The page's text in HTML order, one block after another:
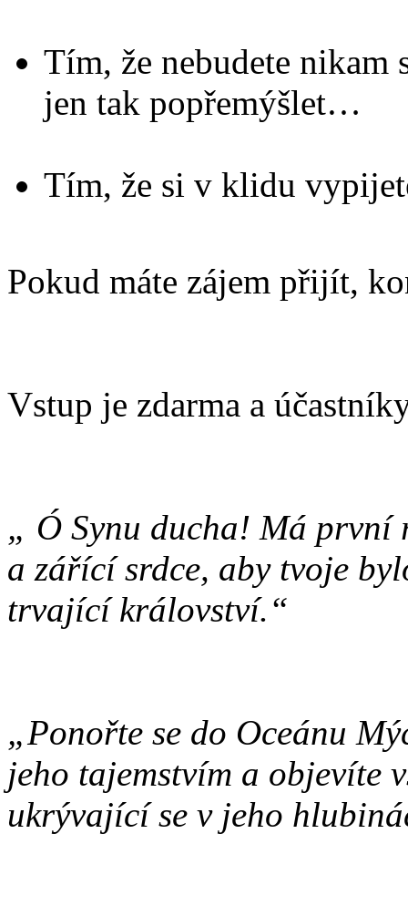
Tím, že nebudete nikam
jen tak popřemýšlet…
Tím, že si v klidu
Pokud máte zájem přijít,
Vstup je zdarma a
„ Ó Synu ducha! Má první
a zářící srdce, aby tvoje
trvající království.“
„Ponořte se do Oceánu
jeho tajemstvím a objevíte
ukrývající se v jeho